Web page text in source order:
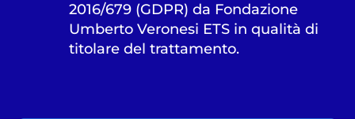
2016/679 (GDPR) da Fondazione
Umberto Veronesi ETS in qualità di
titolare del trattamento.